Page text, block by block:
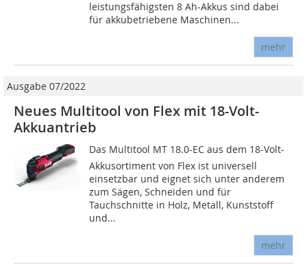
leistungsfähigsten 8 Ah-Akkus sind dabei
für akkubetriebene Maschinen...
mehr
Ausgabe 07/2022
Neues Multitool von Flex mit 18-Volt-
Akkuantrieb
Das Multitool MT 18.0-EC aus dem 18-Volt-
Akkusortiment von Flex ist universell
einsetzbar und eignet sich unter anderem
zum Sägen, Schneiden und für
Tauchschnitte in Holz, Metall, Kunststoff
und...
mehr